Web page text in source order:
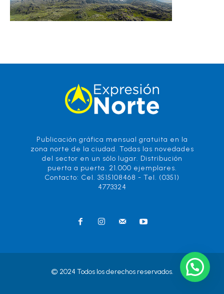
Publicación gráfica mensual gratuita en la
zona norte de la ciudad. Todas las novedades
del sector en un sólo lugar. Distribución
puerta a puerta. 21.000 ejemplares.
Contacto: Cel. 3515108468 - Tel. (0351)
4773324
© 2024 Todos los derechos reservados.